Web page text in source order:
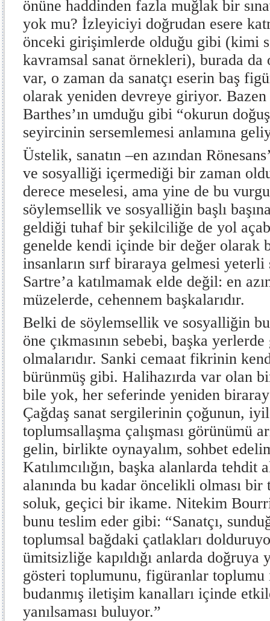
önüne haddinden fazla muğlak bir
yok mu? İzleyiciyi doğrudan esere
önceki girişimlerde olduğu gibi (kimi
kavramsal sanat örnekleri), burada da
var, o zaman da sanatçı eserin baş
olarak yeniden devreye giriyor. Bazen
Barthes’ın umduğu gibi “okurun
seyircinin sersemlemesi anlamına
Üstelik, sanatın –en azından
ve sosyalliği içermediği bir zaman
derece meselesi, ama yine de bu
söylemsellik ve sosyalliğin başlı
geldiği tuhaf bir şekilciliğe de yol
genelde kendi içinde bir değer olarak
insanların sırf biraraya gelmesi
Sartre’a katılmamak elde değil: en
müzelerde, cehennem başkalarıdır.
Belki de söylemsellik ve sosyalliğin
öne çıkmasının sebebi, başka
olmalarıdır. Sanki cemaat fikrinin
bürünmüş gibi. Halihazırda var olan
bile yok, her seferinde yeniden
Çağdaş sanat sergilerinin çoğunun,
toplumsallaşma çalışması görünümü
gelin, birlikte oynayalım, sohbet
Katılımcılığın, başka alanlarda tehdit
alanında bu kadar öncelikli olması
soluk, geçici bir ikame. Nitekim
bunu teslim eder gibi: “Sanatçı,
toplumsal bağdaki çatlakları
ümitsizliğe kapıldığı anlarda doğruya
gösteri toplumunu, figüranlar
budanmış iletişim kanalları içinde
yanılsaması buluyor.”